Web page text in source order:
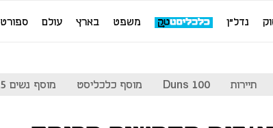
נדל"ן משפט בארץ עולם ספורט
תיירות Duns 100 מוסף כלכליסט מוסף נשים 2025